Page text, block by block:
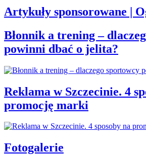
Artykuły sponsorowane |
Błonnik a trening –
powinni dbać o jelita?
Reklama w Szczecinie. 4
promocję marki
Fotogalerie